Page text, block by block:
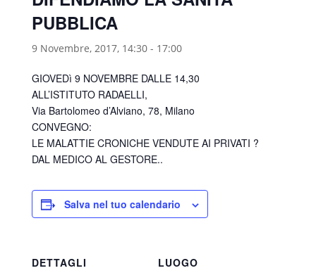
PUBBLICA
9 Novembre, 2017, 14:30- 17:00
GIOVEDì 9 NOVEMBRE DALLE 14,30
ALL’ISTITUTO RADAELLI,
Via Bartolomeo d’Alviano, 78, Milano
CONVEGNO:
LE MALATTIE CRONICHE VENDUTE AI PRIVATI ?
DAL MEDICO AL GESTORE..
Salva nel tuo calendario
DETTAGLI
LUOGO